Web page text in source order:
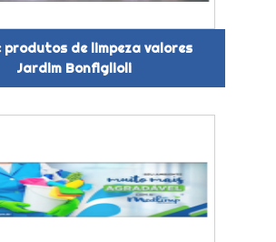
produtos de limpeza valores
Jardim Bonfiglioli